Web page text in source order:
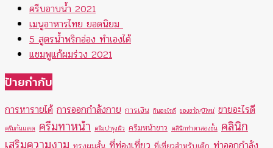
ครีบอาบน้ำ 2021
เมนูอาหารไทย ยอดนิยม
5 สูตรน้ำพริกอ่อง ทำเองได้
แชมพูแก้ผมร่วง 2021
ป้ายกำกับ
การหารายได้ การออกกำลังกาย การเงิน กินอะไรดี ของขวัญปีใหม่ ขายอะไรดี
ครีมกันแดด ครีมทาหน้า ครีมบำรุงผิว ครีมหน้าขาว คลินิกทำตาสองชั้น คลินิก